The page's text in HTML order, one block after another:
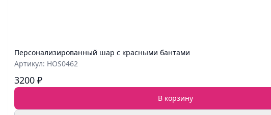
Персонализированный шар с красными бантами
Артикул: HOS0462
3200 ₽
В корзину